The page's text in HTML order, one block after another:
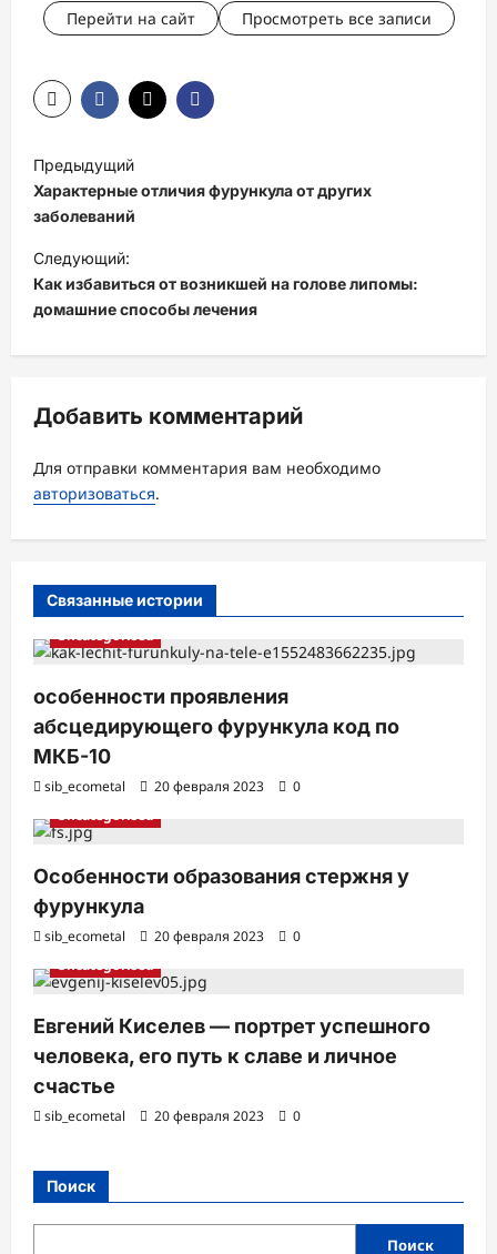
Перейти на сайт Просмотреть все записи
а
в
и
г
а
ц
я
з
а
и
Предыдущий
Характерные отличия фурункула от других
заболеваний
Следующий:
Как избавиться от возникшей на голове липомы:
домашние способы лечения
Добавить комментарий
Для отправки комментария вам необходимо
авторизоваться.
Связанные истории
Uncategorised
особенности проявления
абсцедирующего фурункула код по
МКБ-10
sib_ecometal 20 февраля 2023
0
Uncategorised
Особенности образования стержня у
фурункула
sib_ecometal 20 февраля 2023
0
Uncategorised
Евгений Киселев — портрет успешного
человека, его путь к славе и личное
счастье
sib_ecometal 20 февраля 2023 0
Поиск
Поиск